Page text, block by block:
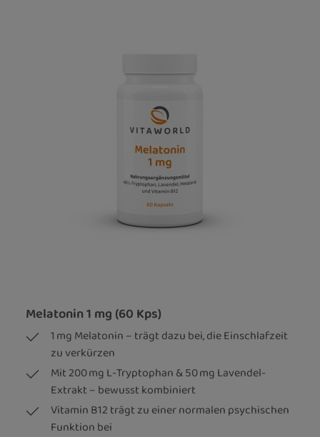
Melatonin 1 mg (60 Kps)
1 mg Melatonin – trägt dazu bei, die Einschlafzeit
zu verkürzen
Mit 200 mg L-Tryptophan & 50 mg Lavendel-
Extrakt – bewusst kombiniert
Vitamin B12 trägt zu einer normalen psychischen
Funktion bei